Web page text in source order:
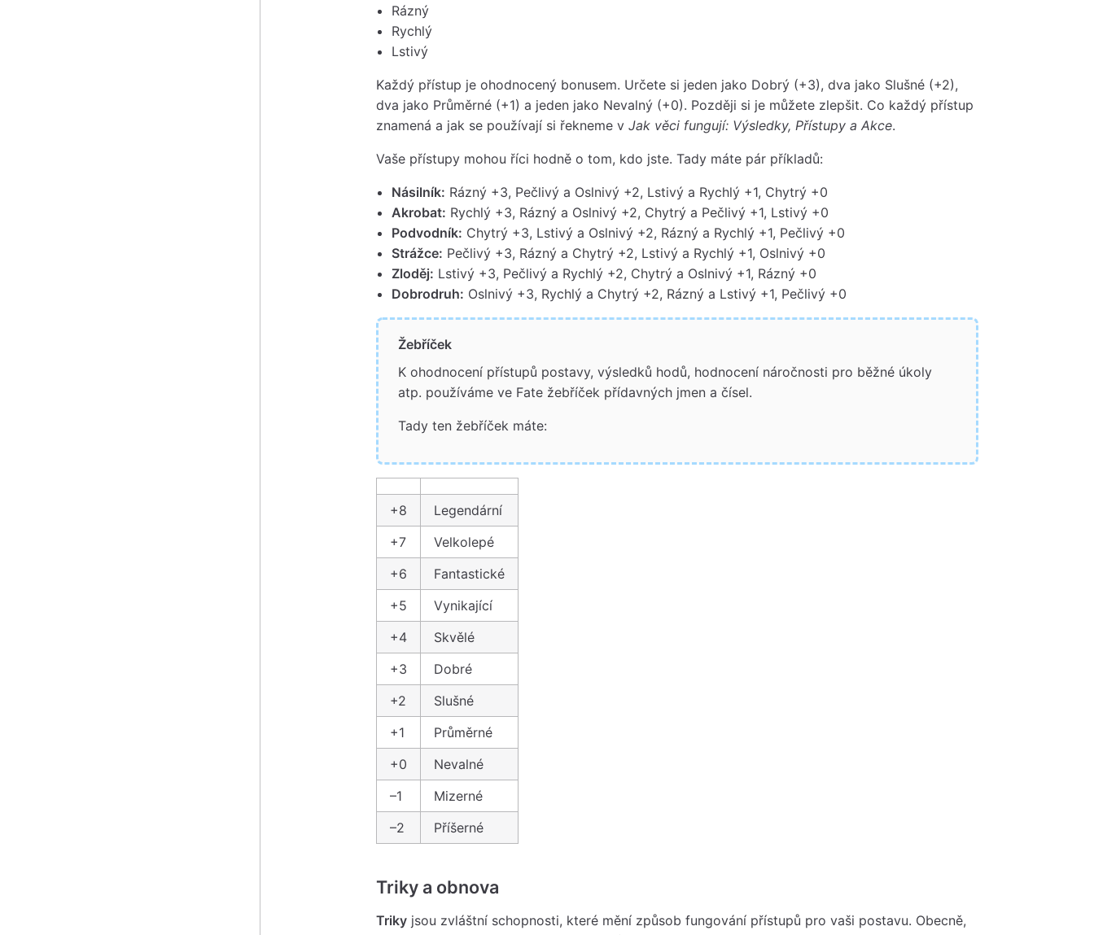
Rázný
Rychlý
Lstivý
Každý přístup je ohodnocený bonusem. Určete si jeden jako Dobrý (+3), dva jako Slušné (+2),
dva jako Průměrné (+1) a jeden jako Nevalný (+0). Později si je můžete zlepšit. Co každý přístup
znamená a jak se používají si řekneme v Jak věci fungují: Výsledky, Přístupy a Akce.
Vaše přístupy mohou říci hodně o tom, kdo jste. Tady máte pár příkladů:
Násilník: Rázný +3, Pečlivý a Oslnivý +2, Lstivý a Rychlý +1, Chytrý +0
Akrobat: Rychlý +3, Rázný a Oslnivý +2, Chytrý a Pečlivý +1, Lstivý +0
Podvodník: Chytrý +3, Lstivý a Oslnivý +2, Rázný a Rychlý +1, Pečlivý +0
Strážce: Pečlivý +3, Rázný a Chytrý +2, Lstivý a Rychlý +1, Oslnivý +0
Zloděj: Lstivý +3, Pečlivý a Rychlý +2, Chytrý a Oslnivý +1, Rázný +0
Dobrodruh: Oslnivý +3, Rychlý a Chytrý +2, Rázný a Lstivý +1, Pečlivý +0
Žebříček
K ohodnocení přístupů postavy, výsledků hodů, hodnocení náročnosti pro běžné úkoly
atp. používáme ve Fate žebříček přídavných jmen a čísel.
Tady ten žebříček máte:
+8
Legendární
+7
Velkolepé
+6
Fantastické
+5
Vynikající
+4
Skvělé
+3
Dobré
+2
Slušné
+1
Průměrné
+0
Nevalné
–1
Mizerné
–2
Příšerné
Triky a obnova
Triky jsou zvláštní schopnosti, které mění způsob fungování přístupů pro vaši postavu. Obecně,